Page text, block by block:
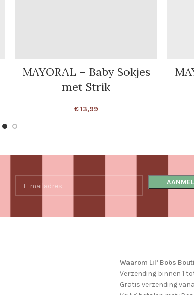
MAYORAL – Baby Sokjes
met Strik
€13,99
Waarom Lil’ Bobs
Verzending binnen 1
Gratis verzending